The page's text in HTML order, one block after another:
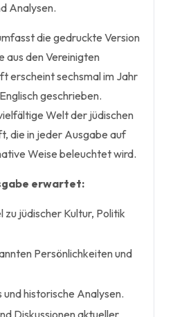
Analysen.
die gedruckte Version
aus den Vereinigten
erscheint sechsmal im Jahr
geschrieben.
Welt der jüdischen
die in jeder Ausgabe auf
Weise beleuchtet wird.
erwartet:
jüdischer Kultur, Politik
Persönlichkeiten und
und historische Analysen.
Diskussionen aktueller